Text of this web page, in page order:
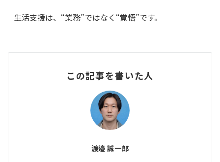
生活支援は、“業務”ではなく“覚悟”です。
この記事を書いた人
渡邉 誠一郎